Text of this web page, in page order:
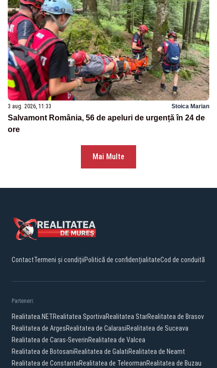
3 aug. 2026, 11:33 Stoica Marian
Salvamont România, 56 de apeluri de urgență în 24 de
ore
Mai Multe
ContactTermeni și condițiiPolitică de confidențialitateCod de conduită
Parteneri:
Realitatea.NETRealitatea SportivaRealitatea StarRealitatea de Brasov
Realitatea de ArgesRealitatea de CalarasiRealitatea de Suceava
Realitatea de Caras-SeverinRealitatea de Valcea
Realitatea de BotosaniRealitatea de GalatiRealitatea de Neamt
Realitatea de ConstantaRealitatea de TeleormanRealitatea de Buzau